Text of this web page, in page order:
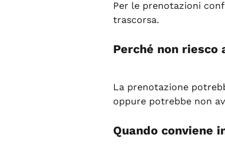
Per le prenotazioni
trascorsa.
Perché non
La prenotazione
oppure potrebbe non
Quando conviene